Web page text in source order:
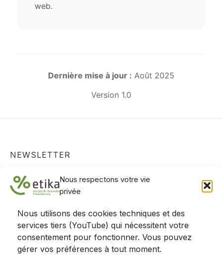
Nous respectons votre vie
privée
Nous utilisons des cookies techniques et des
services tiers (YouTube) qui nécessitent votre
consentement pour fonctionner. Vous pouvez
gérer vos préférences à tout moment.
web.
Dernière mise à jour : Août 2025
Version 1.0
NEWSLETTER
S'abonner